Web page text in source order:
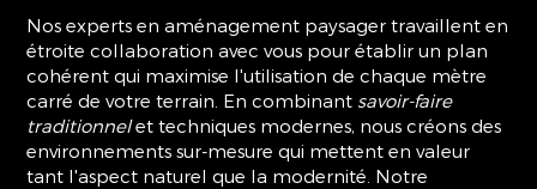
Nos experts en aménagement paysager travaillent en
étroite collaboration avec vous pour établir un plan
cohérent qui maximise l'utilisation de chaque mètre
carré de votre terrain. En combinantsavoir-faire
traditionnelet techniques modernes, nous créons des
environnements sur-mesure qui mettent en valeur
tant l'aspect naturel que la modernité. Notre